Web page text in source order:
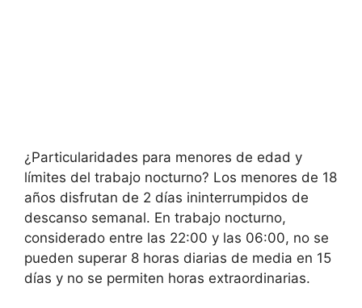
¿Particularidades para menores de edad y
límites del trabajo nocturno? Los menores de 18
años disfrutan de 2 días ininterrumpidos de
descanso semanal. En trabajo nocturno,
considerado entre las 22:00 y las 06:00, no se
pueden superar 8 horas diarias de media en 15
días y no se permiten horas extraordinarias.